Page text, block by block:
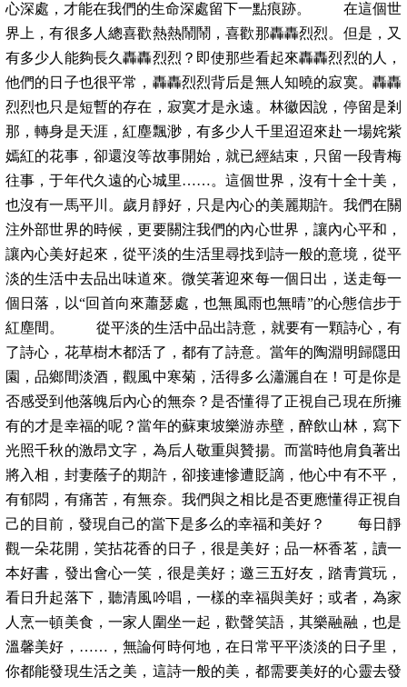
心深處，才能在我們的生命深處留下一點痕跡。 在這個世
界上，有很多人總喜歡熱熱鬧鬧，喜歡那轟轟烈烈。但是，又
有多少人能夠長久轟轟烈烈？即使那些看起來轟轟烈烈的人，
他們的日子也很平常，轟轟烈烈背后是無人知曉的寂寞。轟轟
烈烈也只是短暫的存在，寂寞才是永遠。林徽因說，停留是剎
那，轉身是天涯，紅塵飄渺，有多少人千里迢迢來赴一場姹紫
嫣紅的花事，卻還沒等故事開始，就已經結束，只留一段青梅
往事，于年代久遠的心城里……。這個世界，沒有十全十美，
也沒有一馬平川。歲月靜好，只是內心的美麗期許。我們在關
注外部世界的時候，更要關注我們的內心世界，讓內心平和，
讓內心美好起來，從平淡的生活里尋找到詩一般的意境，從平
淡的生活中去品出味道來。微笑著迎來每一個日出，送走每一
個日落，以“回首向來蕭瑟處，也無風雨也無晴”的心態信步于
紅塵間。 從平淡的生活中品出詩意，就要有一顆詩心，有
了詩心，花草樹木都活了，都有了詩意。當年的陶淵明歸隱田
園，品鄉間淡酒，觀風中寒菊，活得多么瀟灑自在！可是你是
否感受到他落魄后內心的無奈？是否懂得了正視自己現在所擁
有的才是幸福的呢？當年的蘇東坡樂游赤壁，醉飲山林，寫下
光照千秋的激昂文字，為后人敬重與贊揚。而當時他肩負著出
將入相，封妻蔭子的期許，卻接連慘遭貶謫，他心中有不平，
有郁悶，有痛苦，有無奈。我們與之相比是否更應懂得正視自
己的目前，發現自己的當下是多么的幸福和美好？ 每日靜
觀一朵花開，笑拈花香的日子，很是美好；品一杯香茗，讀一
本好書，發出會心一笑，很是美好；邀三五好友，踏青賞玩，
看日升起落下，聽清風吟唱，一樣的幸福與美好；或者，為家
人烹一頓美食，一家人圍坐一起，歡聲笑語，其樂融融，也是
溫馨美好，……，無論何時何地，在日常平平淡淡的日子里，
你都能發現生活之美，這詩一般的美，都需要美好的心靈去發